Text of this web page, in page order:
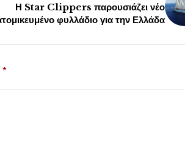
Η Star Clippers παρουσιάζει νέο
φυλλάδιο για την Ελλάδα
*